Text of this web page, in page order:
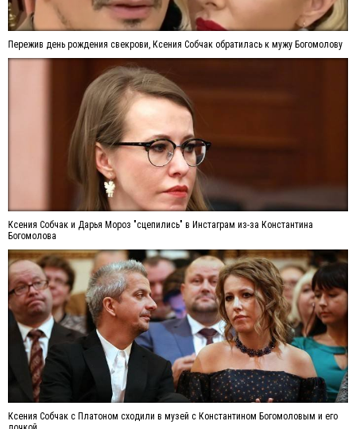
Пережив день рождения свекрови, Ксения Собчак обратилась к мужу Богомолову
Ксения Собчак и Дарья Мороз "сцепились" в Инстаграм из-за Константина
Богомолова
Ксения Собчак с Платоном сходили в музей с Константином Богомоловым и его